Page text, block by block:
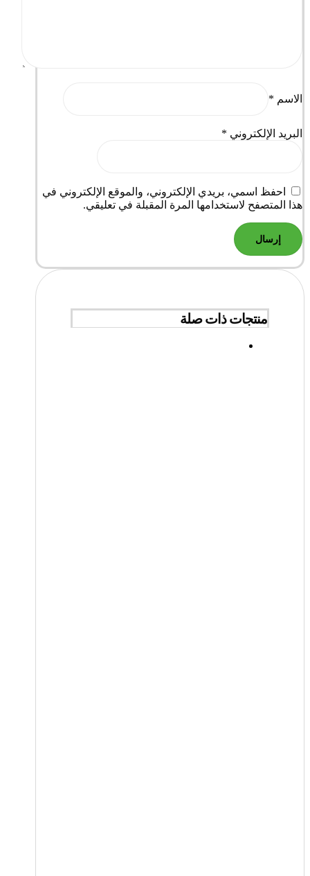
الاسم *
البريد الإلكتروني *
احفظ اسمي، بريدي الإلكتروني، والموقع الإلكتروني في
هذا المتصفح لاستخدامها المرة المقبلة في تعليقي.
منتجات ذات صلة